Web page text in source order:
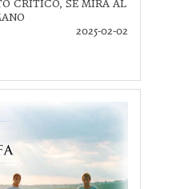
CRÍTICO, SE MIRA AL
2025-02-02